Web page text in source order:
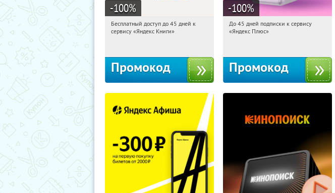
-100%
09:38:12
Получи первым!
Бесплатный доступ до 45 дней к
сервису «Яндекс Книги»
Промокод
-100%
09:38:12 Получили:
До 45 дней подписки к сервису
«Яндекс Плюс»
Промокод